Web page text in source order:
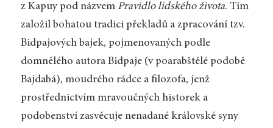
z Kapuy pod názvem Pravidlo lidského života. Tím
založil bohatou tradici překladů a zpracování tzv.
Bidpajových bajek, pojmenovaných podle
domnělého autora Bidpaje (v poarabštělé podobě
Bajdabá), moudrého rádce a filozofa, jenž
prostřednictvím mravoučných historek a
podobenství zasvěcuje nenadané královské syny